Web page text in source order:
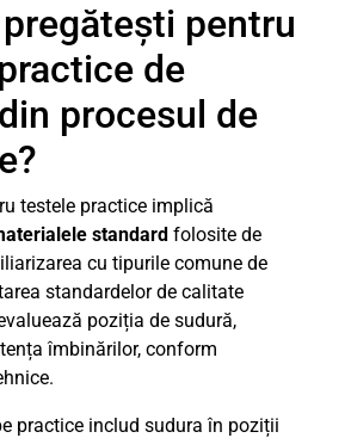
pentru
de
procesul de
testele practice implică
standard folosite de
cu tipurile comune de
standardelor de calitate
poziția de sudură,
îmbinărilor, conform
practice includ sudura în poziții